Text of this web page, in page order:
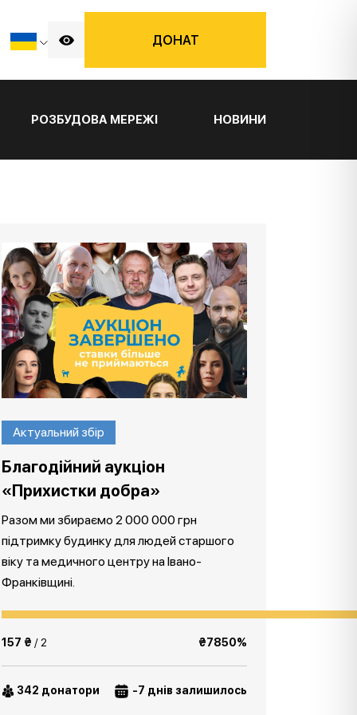
ДОНАТ
РОЗБУДОВА МЕРЕЖІ НОВИНИ
Актуальний збір
Благодійний аукціон
«Прихистки добра»
Разом ми збираємо 2 000 000 грн
підтримку будинку для людей старшого
віку та медичного центру на Івано-
Франківщині.
157 ₴ / 2 ₴7850%
342 донатори -7 днів залишилось